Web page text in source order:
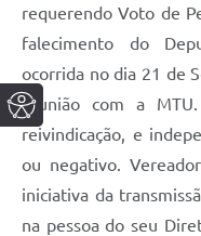
requerendo Voto de
falecimento do
ocorrida no dia 21 de
reunião com a
reivindicação, e
ou negativo.
iniciativa da
na pessoa do seu